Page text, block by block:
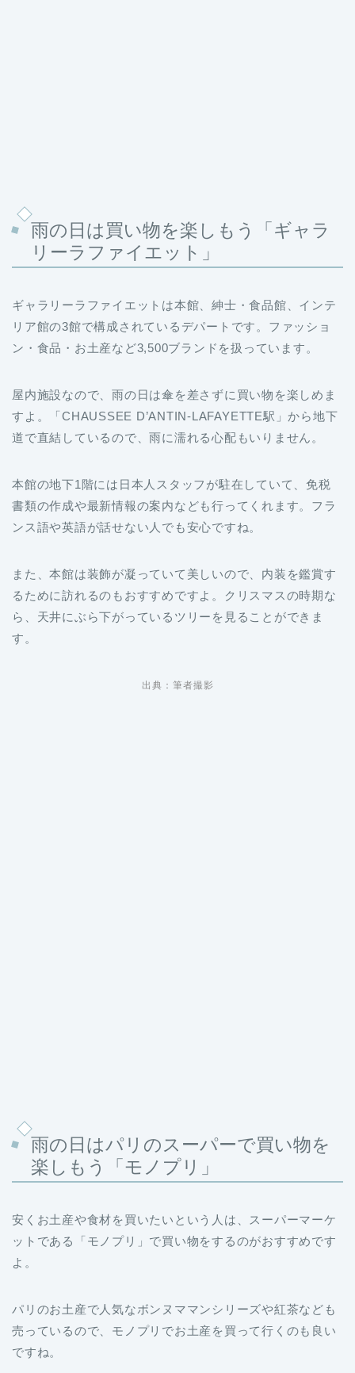
雨の日は買い物を楽しもう「ギャラ
リーラファイエット」
ギャラリーラファイエットは本館、紳士・食品館、インテ
リア館の3館で構成されているデパートです。ファッショ
ン・食品・お土産など3,500ブランドを扱っています。
屋内施設なので、雨の日は傘を差さずに買い物を楽しめま
すよ。「CHAUSSEE D’ANTIN-LAFAYETTE駅」から地下
道で直結しているので、雨に濡れる心配もいりません。
本館の地下1階には日本人スタッフが駐在していて、免税
書類の作成や最新情報の案内なども行ってくれます。フラ
ンス語や英語が話せない人でも安心ですね。
また、本館は装飾が凝っていて美しいので、内装を鑑賞す
るために訪れるのもおすすめですよ。クリスマスの時期な
ら、天井にぶら下がっているツリーを見ることができま
す。
出典：筆者撮影
雨の日はパリのスーパーで買い物を
楽しもう「モノプリ」
安くお土産や食材を買いたいという人は、スーパーマーケ
ットである「モノプリ」で買い物をするのがおすすめです
よ。
パリのお土産で人気なボンヌママンシリーズや紅茶なども
売っているので、モノプリでお土産を買って行くのも良い
ですね。